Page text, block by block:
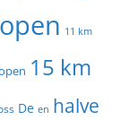
11 km
15 km
De en halve